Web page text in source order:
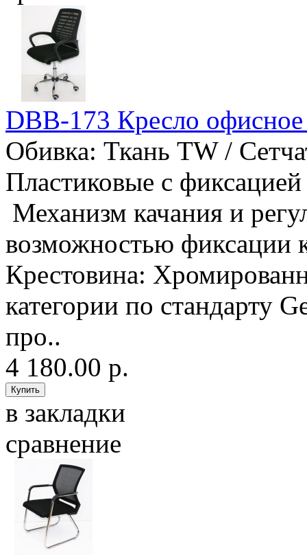
DBB-173 Кресло
Обивка: Ткань TW /
Пластиковые с
Механизм качания и
возможностью фиксации
Крестовина:
категории по стандарту
про..
4 180.00 р.
в закладки
сравнение